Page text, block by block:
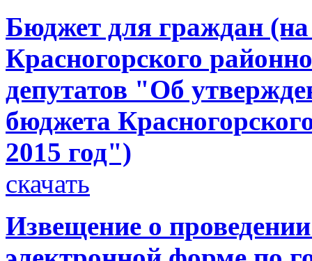
Бюджет для граждан
Красногорского
депутатов "Об
бюджета
2015 год")
скачать
Извещение о